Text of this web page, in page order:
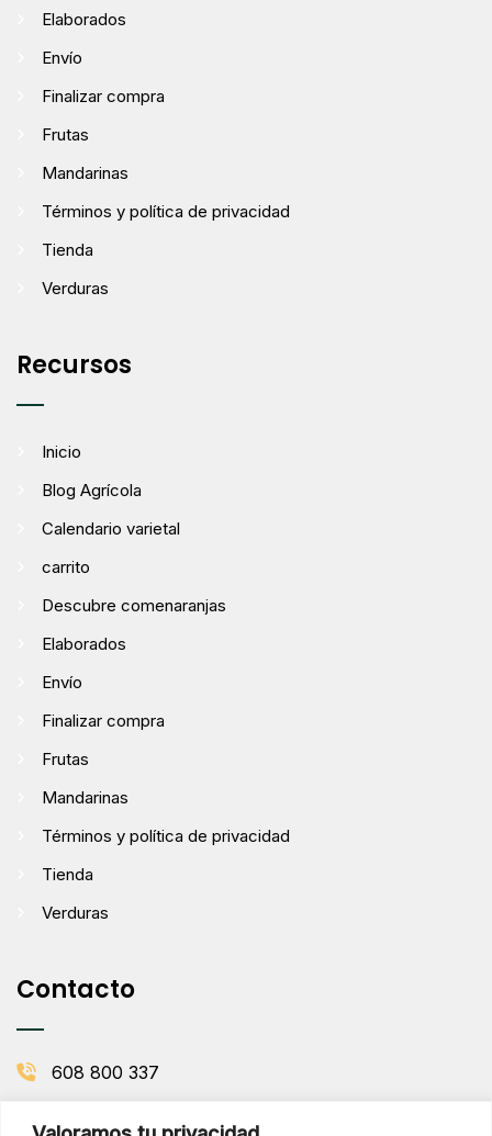
Elaborados
Envío
Finalizar compra
Frutas
Mandarinas
Términos y política de privacidad
Tienda
Verduras
Recursos
Inicio
Blog Agrícola
Calendario varietal
carrito
Descubre comenaranjas
Elaborados
Envío
Finalizar compra
Frutas
Mandarinas
Términos y política de privacidad
Tienda
Verduras
Contacto
608 800 337